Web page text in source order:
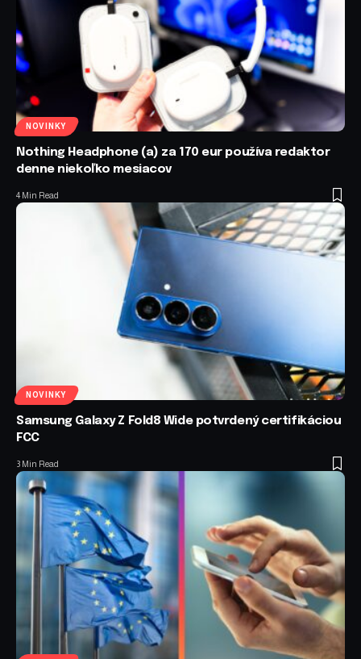
NOVINKY
Nothing Headphone (a) za 170 eur používa redaktor
denne niekoľko mesiacov
4 Min Read
NOVINKY
Samsung Galaxy Z Fold8 Wide potvrdený certifikáciou
FCC
3 Min Read